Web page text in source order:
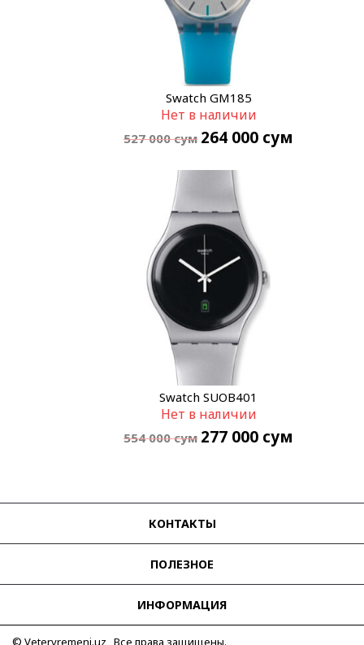
Swatch GM185
Нет в наличии
527 000сум 264 000 сум
Swatch SUOB401
Нет в наличии
554 000сум 277 000 сум
КОНТАКТЫ
ПОЛЕЗНОЕ
ИНФОРМАЦИЯ
© Vetervremeni.uz Все права защищены.